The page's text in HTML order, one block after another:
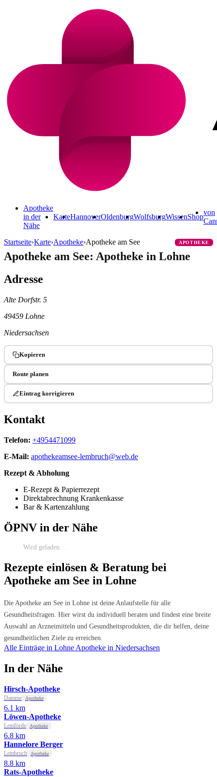
Apotheke
in der
Nähe
KarteHannoverOldenburgWolfsburgWissenShop
von
Startseite›Karte›Apotheke›Apotheke am See APOTHEKE
Apotheke am See: Apotheke in Lohne
Adresse
Alte Dorfstr. 5
49459 Lohne
Niedersachsen
Kopieren
Route planen
Eintrag korrigieren
Kontakt
Telefon: +4954471099
E-Mail: apothekeamsee-lembruch@web.de
Rezept & Abholung
E-Rezept & Papierrezept
Direktabrechnung Krankenkasse
Bar & Kartenzahlung
ÖPNV in der Nähe
Wird geladen…
Rezepte einlösen & Beratung bei
Apotheke am See in Lohne
Die Apotheke am See in Lohne ist deine Anlaufstelle für alle
Gesundheitsfragen. Hier wirst du individuell beraten und findest eine breite
Auswahl an Arzneimitteln und Gesundheitsprodukten, die dir helfen, deine
gesundheitlichen Ziele zu erreichen.
Alle Einträge in Lohne Apotheke in Niedersachsen
In der Nähe
Hirsch-Apotheke
Damme Apotheke
6.1 km
Löwen-Apotheke
Lemförde Apotheke
6.8 km
Hannelore Berger
Lembruch Apotheke
8.8 km
Rats-Apotheke